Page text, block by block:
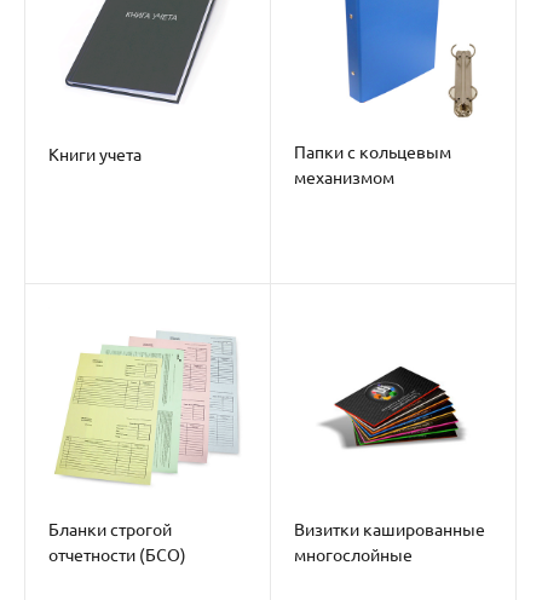
Книги учета
Папки с кольцевым
механизмом
Бланки строгой
отчетности (БСО)
Визитки кашированные
многослойные